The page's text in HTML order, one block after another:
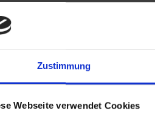
Zustimmung
Webseite verwendet Cookies
MS Bolero Reisedokumente